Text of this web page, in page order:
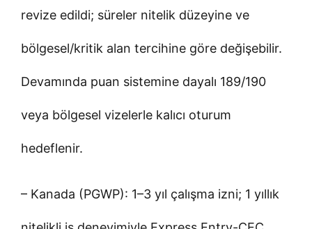
revize edildi; süreler nitelik düzeyine ve
bölgesel/kritik alan tercihine göre değişebilir.
Devamında puan sistemine dayalı 189/190
veya bölgesel vizelerle kalıcı oturum
hedeflenir.
– Kanada (PGWP): 1–3 yıl çalışma izni; 1 yıllık